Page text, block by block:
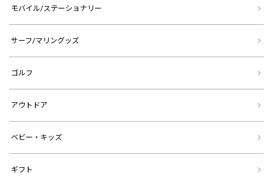
モバイル/ステーショナリー
サーフ/マリングッズ
ゴルフ
アウトドア
ベビー・キッズ
ギフト